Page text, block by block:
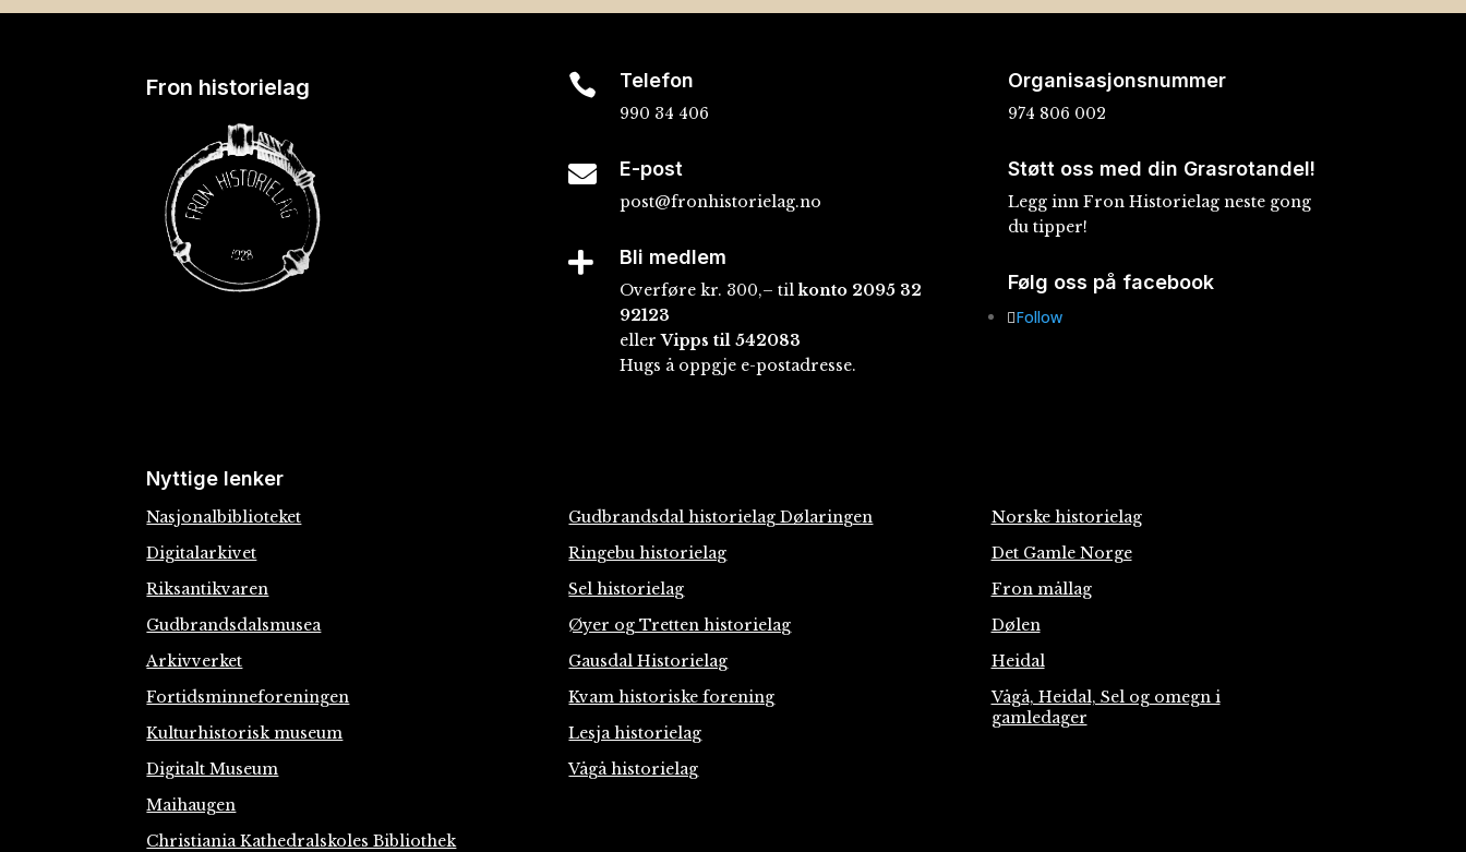
Fron historielag  Telefon
990 34 406
 E-post
post@fronhistorielag.no
 Bli medlem
Overføre kr. 300,– tilkonto 2095 32
92123
ellerVipps til 542083
Hugs å oppgje e-postadresse.
Organisasjonsnummer
974 806 002
Støtt oss med din Grasrotandel!
Legg inn Fron Historielag neste gong
du tipper!
Følg oss på facebook
Follow
Nyttige lenker
Nasjonalbiblioteket
Digitalarkivet
Riksantikvaren
Gudbrandsdalsmusea
Arkivverket
Fortidsminneforeningen
Kulturhistorisk museum
Digitalt Museum
Maihaugen
Christiania Kathedralskoles Bibliothek
Gudbrandsdal historielag Dølaringen
Ringebu historielag
Sel historielag
Øyer og Tretten historielag
Gausdal Historielag
Kvam historiske forening
Lesja historielag
Vågå historielag
Norske historielag
Det Gamle Norge
Fron mållag
Dølen
Heidal
Vågå, Heidal, Sel og omegn i
gamledager